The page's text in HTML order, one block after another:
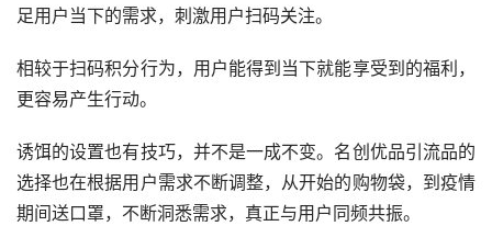
足用户当下的需求，刺激用户扫码关注。
相较于扫码积分行为，用户能得到当下就能享受到的福利，
更容易产生行动。
诱饵的设置也有技巧，并不是一成不变。名创优品引流品的
选择也在根据用户需求不断调整，从开始的购物袋，到疫情
期间送口罩，不断洞悉需求，真正与用户同频共振。